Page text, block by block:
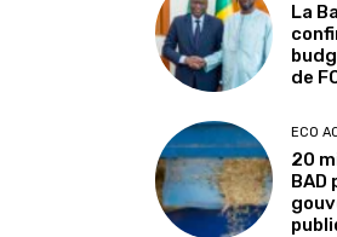
La
de
ECO
20